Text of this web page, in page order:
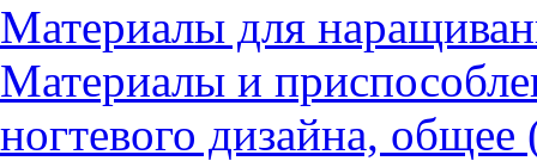
Материалы для
Материалы и
ногтевого дизайна, общее